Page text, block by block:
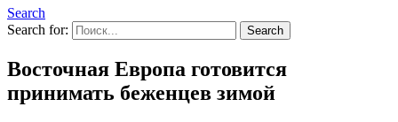
Search
Search for:
Восточная Европа готовится
принимать беженцев зимой